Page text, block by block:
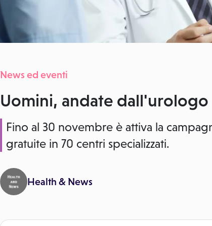
News ed eventi
Uomini, andate dall'urologo
Fino al 30 novembre è attiva la
gratuite in 70 centri specializzati.
Health & News